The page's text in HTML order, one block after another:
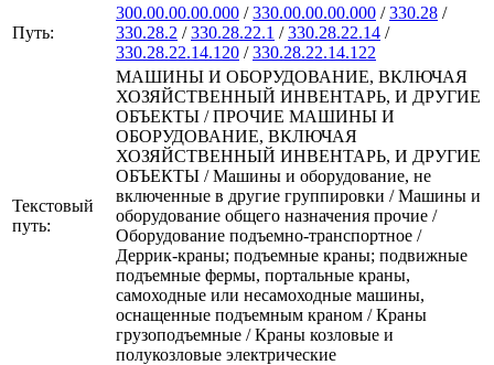
Путь:
300.00.00.00.000 /330.00.00.00.000 /330.28 /
330.28.2 /330.28.22.1 /330.28.22.14 /
330.28.22.14.120 /330.28.22.14.122
Текстовый
путь:
МАШИНЫ И ОБОРУДОВАНИЕ, ВКЛЮЧАЯ
ХОЗЯЙСТВЕННЫЙ ИНВЕНТАРЬ, И ДРУГИЕ
ОБЪЕКТЫ / ПРОЧИЕ МАШИНЫ И
ОБОРУДОВАНИЕ, ВКЛЮЧАЯ
ХОЗЯЙСТВЕННЫЙ ИНВЕНТАРЬ, И ДРУГИЕ
ОБЪЕКТЫ / Машины и оборудование, не
включенные в другие группировки / Машины и
оборудование общего назначения прочие /
Оборудование подъемно-транспортное /
Деррик-краны; подъемные краны; подвижные
подъемные фермы, портальные краны,
самоходные или несамоходные машины,
оснащенные подъемным краном / Краны
грузоподъемные / Краны козловые и
полукозловые электрические